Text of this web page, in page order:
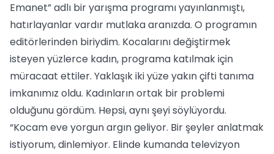
Emanet” adlı bir yarışma programı yayınlanmıştı,
hatırlayanlar vardır mutlaka aranızda. O programın
editörlerinden biriydim. Kocalarını değiştirmek
isteyen yüzlerce kadın, programa katılmak için
müracaat ettiler. Yaklaşık iki yüze yakın çifti tanıma
imkanımız oldu. Kadınların ortak bir problemi
olduğunu gördüm. Hepsi, aynı şeyi söylüyordu.
“Kocam eve yorgun argın geliyor. Bir şeyler anlatmak
istiyorum, dinlemiyor. Elinde kumanda televizyon